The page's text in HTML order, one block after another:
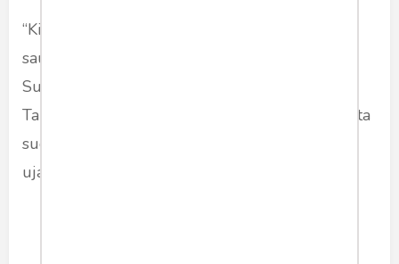
“Kita berkumpul di saat sebagian saudara-
saudara kita di Aceh, Sumatera Utara, dan
Sumatera Barat sedang mengalami musibah.
Tapi rakyat melihat reaksi pemerintah cepat. Kita
sudah buktikan alat-alat negara segera hadir,”
ujarnya.